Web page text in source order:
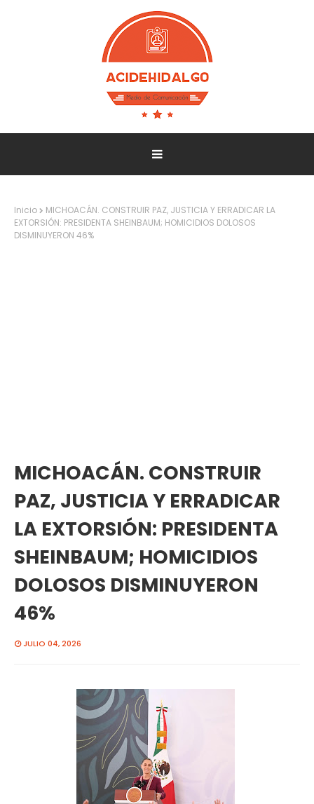
Inicio
MICHOACÁN. CONSTRUIR PAZ, JUSTICIA Y ERRADICAR LA
EXTORSIÓN: PRESIDENTA SHEINBAUM; HOMICIDIOS DOLOSOS
DISMINUYERON 46%
MICHOACÁN. CONSTRUIR
PAZ, JUSTICIA Y ERRADICAR
LA EXTORSIÓN: PRESIDENTA
SHEINBAUM; HOMICIDIOS
DOLOSOS DISMINUYERON
46%
JULIO 04, 2026